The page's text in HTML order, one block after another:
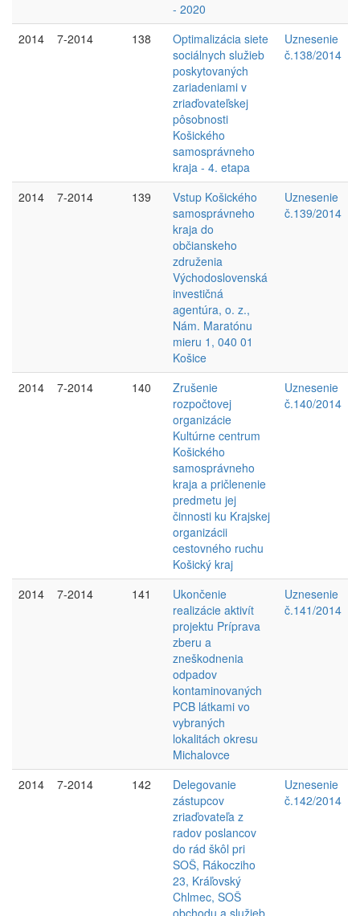
- 2020
2014
7-2014 138
Optimalizácia siete
sociálnych služieb
poskytovaných
zariadeniami v
zriaďovateľskej
pôsobnosti
Košického
samosprávneho
kraja - 4. etapa
Uznesenie
č.138/2014
2014 7-2014 139
Vstup Košického
samosprávneho
kraja do
občianskeho
združenia
Východoslovenská
investičná
agentúra, o. z.,
Nám. Maratónu
mieru 1, 040 01
Košice
Uznesenie
č.139/2014
2014 7-2014 140
Zrušenie
rozpočtovej
organizácie
Kultúrne centrum
Košického
samosprávneho
kraja a pričlenenie
predmetu jej
činnosti ku Krajskej
organizácii
cestovného ruchu
Košický kraj
Uznesenie
č.140/2014
2014 7-2014 141
Ukončenie
realizácie aktivít
projektu Príprava
zberu a
zneškodnenia
odpadov
kontaminovaných
PCB látkami vo
vybraných
lokalitách okresu
Michalovce
Uznesenie
č.141/2014
2014 7-2014 142
Delegovanie
zástupcov
zriaďovateľa z
radov poslancov
do rád škôl pri
SOŠ, Rákocziho
23, Kráľovský
Chlmec, SOŠ
obchodu a služieb,
Uznesenie
č.142/2014